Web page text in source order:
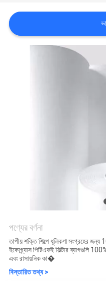
আবেদন
পণ্যের বর্ণনা
তাপীয় শক্তি শিল্পে ধূলিকণা সংগ্রহের জন্য
ইকোগ্র্যাস পিটিএফই ফিল্টার ব্যাগগুলি
এবং রাসায়নিক কা�
বিস্তারিত তথ্য >